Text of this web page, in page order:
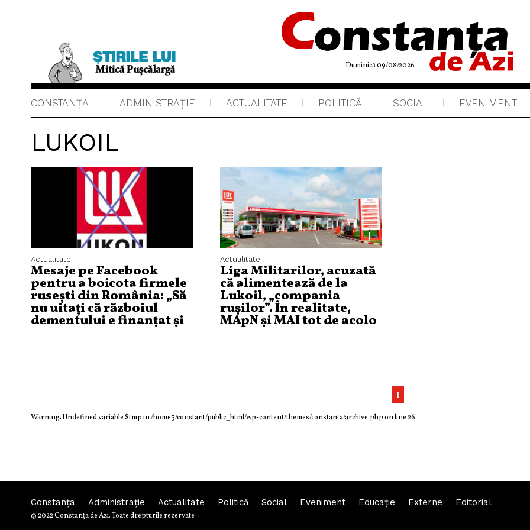
Duminică 09/08/2026
CONSTANȚA ADMINISTRAŢIE ACTUALITATE POLITICĂ SOCIAL EVENIMENT
LUKOIL
Actualitate
Mesaje pe Facebook
pentru a boicota firmele
rusești din România: „Să
nu uitați că războiul
dementului e finanțat și
Actualitate
Liga Militarilor, acuzată
că alimentează de la
Lukoil, „compania
rușilor”. În realitate,
MApN și MAI tot de acolo
mai ieftin
1
Warning: Undefined variable $tmp in/home3/constant/public_html/wp-content/themes/constanta/archive.phpon line26
Constanța Administraţie Actualitate Politică Social Eveniment Educaţie Externe Editorial
© 2022 Constanţa de Azi. Toate drepturile rezervate